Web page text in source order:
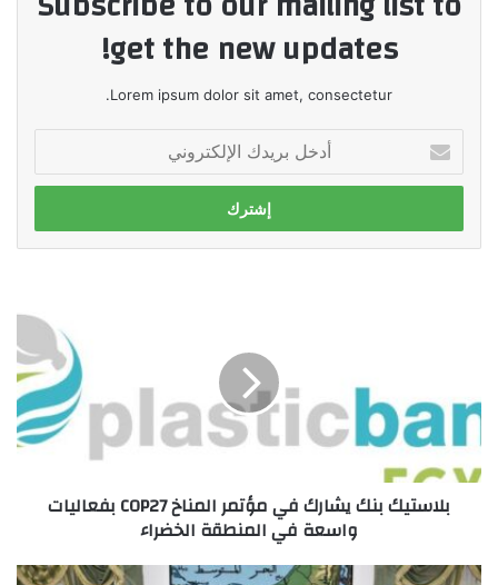
get the new updates!
Lorem ipsum dolor sit amet, consectetur.
بريدك
الإلكتروني
المناخ
واسعة
بلاستيك بنك يشارك في مؤتمر المناخ COP27 بفعاليات
واسعة في المنطقة الخضراء
فودافون